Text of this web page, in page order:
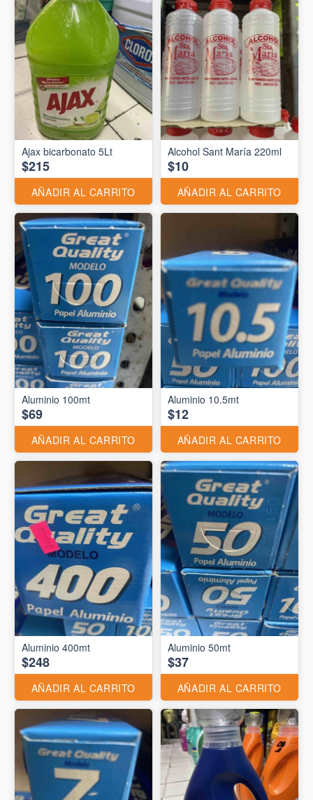
Ajax bicarbonato 5Lt
$215
AÑADIR AL CARRITO
Alcohol Sant María 220ml
$10
AÑADIR AL CARRITO
$69
AÑADIR AL CARRITO
Aluminio 10.5mt
$12
AÑADIR AL CARRITO
Aluminio 400mt
$248
AÑADIR AL CARRITO
Aluminio 50mt
$37
AÑADIR AL CARRITO